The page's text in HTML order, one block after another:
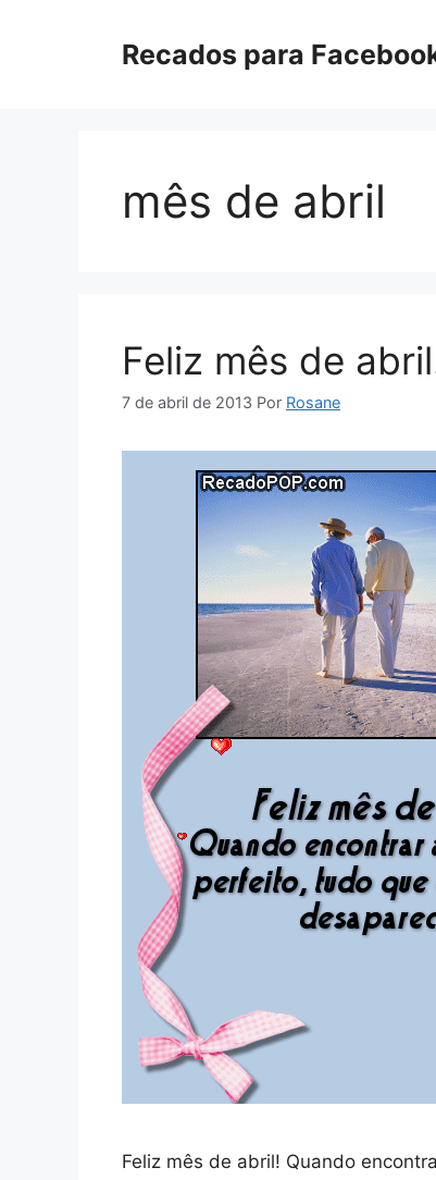
Recados para
mês de abril
Feliz mês de
7 de abril de 2013 Por Rosane
Feliz mês de abril! Quando